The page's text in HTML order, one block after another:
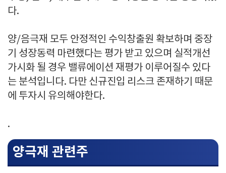
다.
양/음극재 모두 안정적인 수익창출원 확보하며 중장
기 성장동력 마련했다는 평가 받고 있으며 실적개선
가시화 될 경우 밸류에이션 재평가 이루어질수 있다
는 분석입니다. 다만 신규진입 리스크 존재하기 때문
에 투자시 유의해야한다.
.
양극재 관련주